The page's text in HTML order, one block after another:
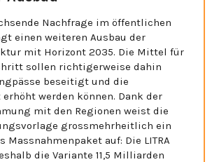
Nachfrage im öffentlichen
einen weiteren Ausbau der
mit Horizont 2035. Die Mittel für
sollen richtigerweise dahin
beseitigt und die
werden können. Dank der
mit den Regionen weist die
grossmehrheitlich ein
Massnahmenpaket auf: Die LITRA
die Variante 11,5 Milliarden